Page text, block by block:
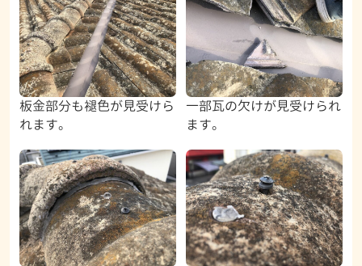
板金部分も褪色が見受けら
れます。
一部瓦の欠けが見受けられ
ます。